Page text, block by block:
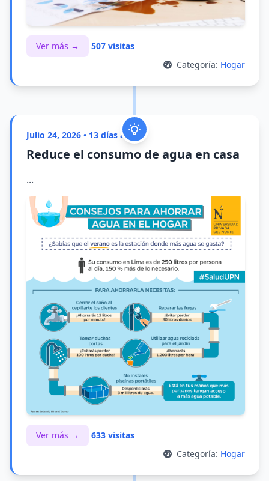
Ver más →
507 visitas
Categoría: Hogar
Julio 24, 2026 • 13 días atrás
Reduce el consumo de agua en casa
...
Ver más →
633 visitas
Categoría: Hogar